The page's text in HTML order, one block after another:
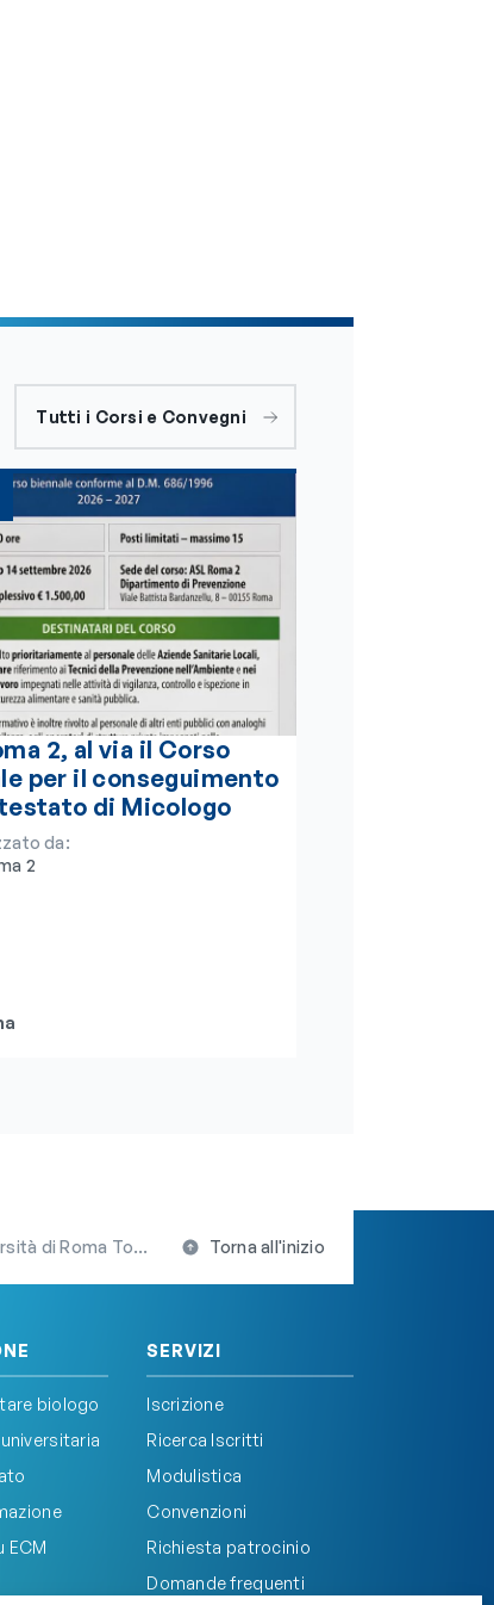
Tutti i Corsi e Convegni
2, al via il Corso
per il conseguimento
di Micologo
da:
2
Tor Vergata Torna all'inizio
biologo
ECM
SERVIZI
Iscrizione
Ricerca Iscritti
Modulistica
Convenzioni
Richiesta patrocinio
Domande frequenti